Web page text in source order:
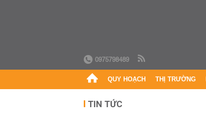
0975798489
QUY HOẠCH THỊ TRƯỜNG
TIN TỨC